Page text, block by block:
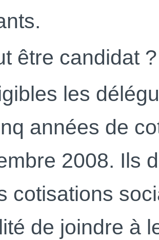
être candidat ?
les
années de
2008. Ils
cotisations
de joindre à